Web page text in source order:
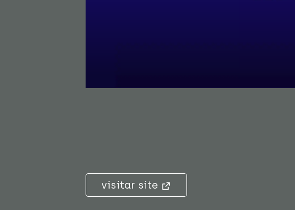
visitar site